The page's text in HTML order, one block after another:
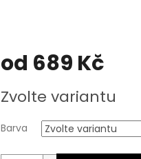
od 689 Kč
cena:
Zvolte variantu
Barva